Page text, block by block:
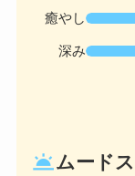
癒やし
深み
wb_twilight ムード